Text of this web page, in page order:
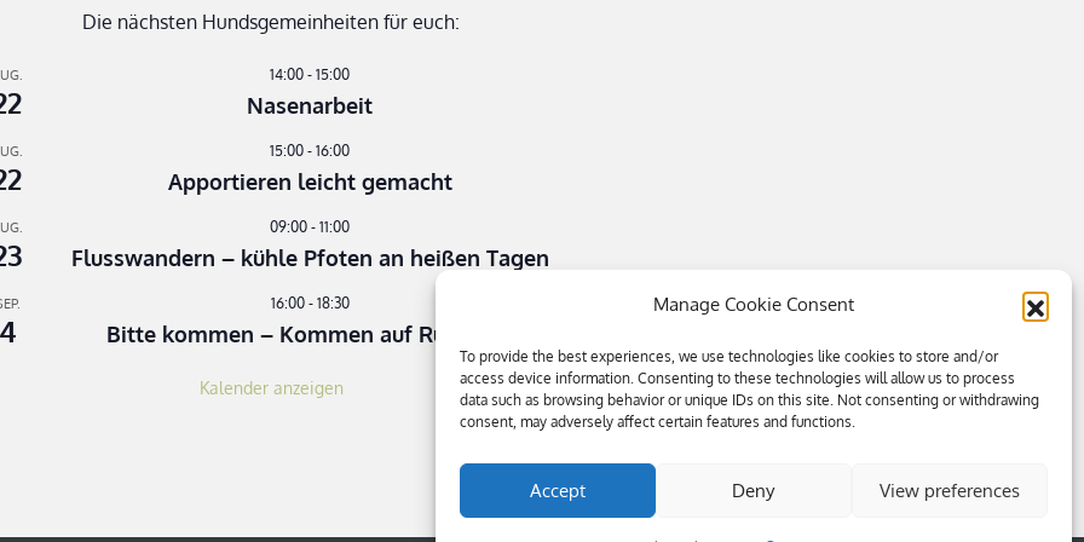
Manage Cookie Consent
To provide the best experiences, we use technologies like cookies to store and/or
access device information. Consenting to these technologies will allow us to process
data such as browsing behavior or unique IDs on this site. Not consenting or withdrawing
consent, may adversely affect certain features and functions.
Accept Deny View preferences
Die nächsten Hundsgemeinheiten für euch:
14:00 - 15:00
Nasenarbeit
15:00 - 16:00
Apportieren leicht gemacht
09:00 - 11:00
Flusswandern – kühle Pfoten an heißen Tagen
4
16:00- 18:30
Bitte kommen – Kommen auf Ruf Teil 3
Kalender anzeigen